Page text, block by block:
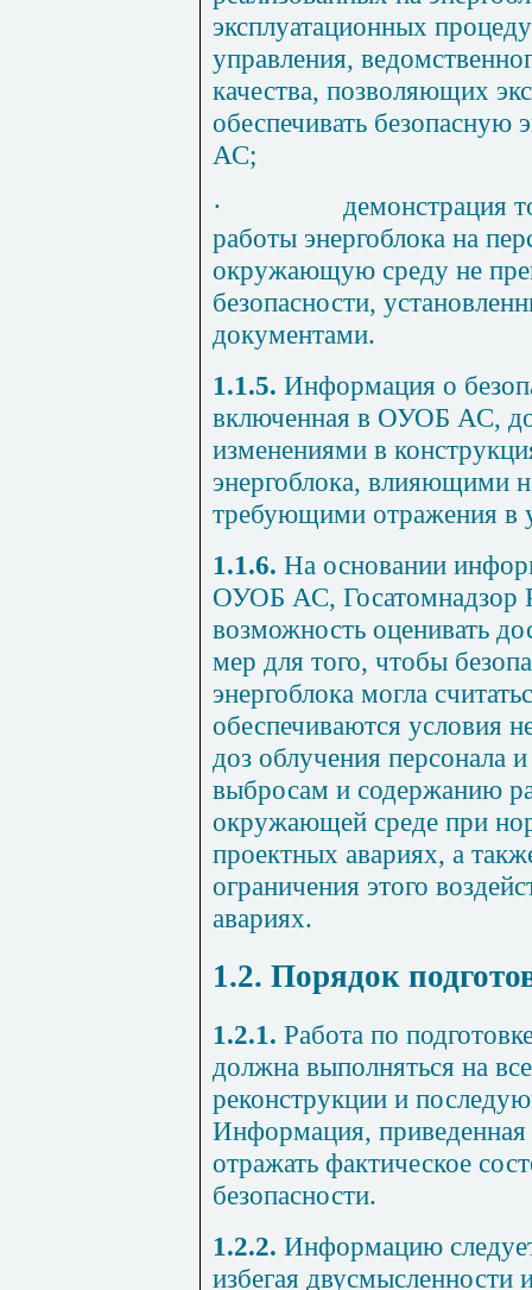
эксплуатационных
управления,
качества, позволяющих
обеспечивать безопасную
АС;
·
демонстрация
работы энергоблока на
окружающую среду не
безопасности,
документами.
1.1.5. Информация о
включенная в ОУОБ АС,
изменениями в
энергоблока, влияющими
требующими отражения в
1.1.6. На основании
ОУОБ АС, Госатомнадзор
возможность оценивать
мер для того, чтобы
энергоблока могла
обеспечиваются условия
доз облучения персонала
выбросам и содержанию
окружающей среде при
проектных авариях, а
ограничения этого
авариях.
1.2. Порядок
1.2.1. Работа по
должна выполняться на
реконструкции и
Информация,
отражать фактическое
безопасности.
1.2.2. Информацию
избегая двусмысленности